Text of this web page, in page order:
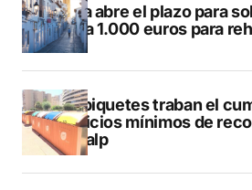
Altea abre el plazo para
hasta 1.000 euros para
Los piquetes traban el
servicios mínimos de
en Calp